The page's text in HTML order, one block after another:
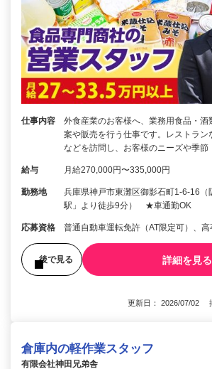
仕事内容
外食産業のお客様へ、業務用食品・酒
案や販売を行う仕事です。レストラン
などを訪問し、お客様のニーズや季
給与 月給270,000円〜335,000円
勤務地
兵庫県神戸市東灘区御影石町1-6-16（
駅」より徒歩9分） ★車通勤OK
応募資格 普通自動車運転免許（AT限定可）、高
後で見る 詳細を見る
更新日： 2026/07/02
倉庫内の軽作業スタッフ
有限会社神田兄弟舎